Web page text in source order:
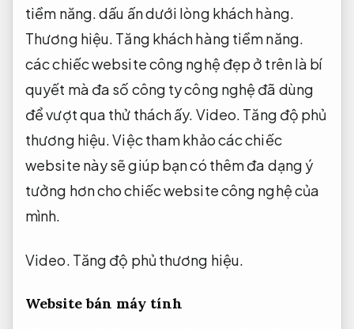
tiềm năng.dấu ấn dưới lòng khách hàng.
Thương hiệu. Tăng khách hàng tiềm năng.
các chiếc website công nghệ đẹp ở trên là bí
quyết mà đa số công ty công nghệ đã dùng
để vượt qua thử thách ấy. Video. Tăng độ phủ
thương hiệu.Việc tham khảo các chiếc
website này sẽ giúp bạn có thêm đa dạng ý
tưởng hơn cho chiếc website công nghệ của
mình.
Video. Tăng độ phủ thương hiệu.
Website bán máy tính